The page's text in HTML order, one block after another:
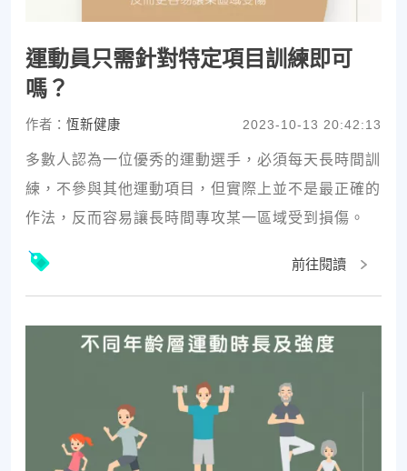
運動員只需針對特定項目訓練即可
嗎？
作者： 恆新健康 2023-10-13 20:42:13
多數人認為一位優秀的運動選手，必須每天長時間訓
練，不參與其他運動項目，但實際上並不是最正確的
作法，反而容易讓長時間專攻某一區域受到損傷。
前往閱讀